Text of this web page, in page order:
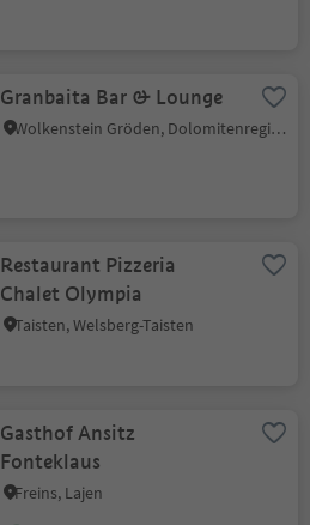
Granbaita Bar & Lounge
Wolkenstein Gröden, Dolomitenregion Gröden
Restaurant Pizzeria
Chalet Olympia
Taisten, Welsberg-Taisten
Gasthof Ansitz
Fonteklaus
Freins, Lajen